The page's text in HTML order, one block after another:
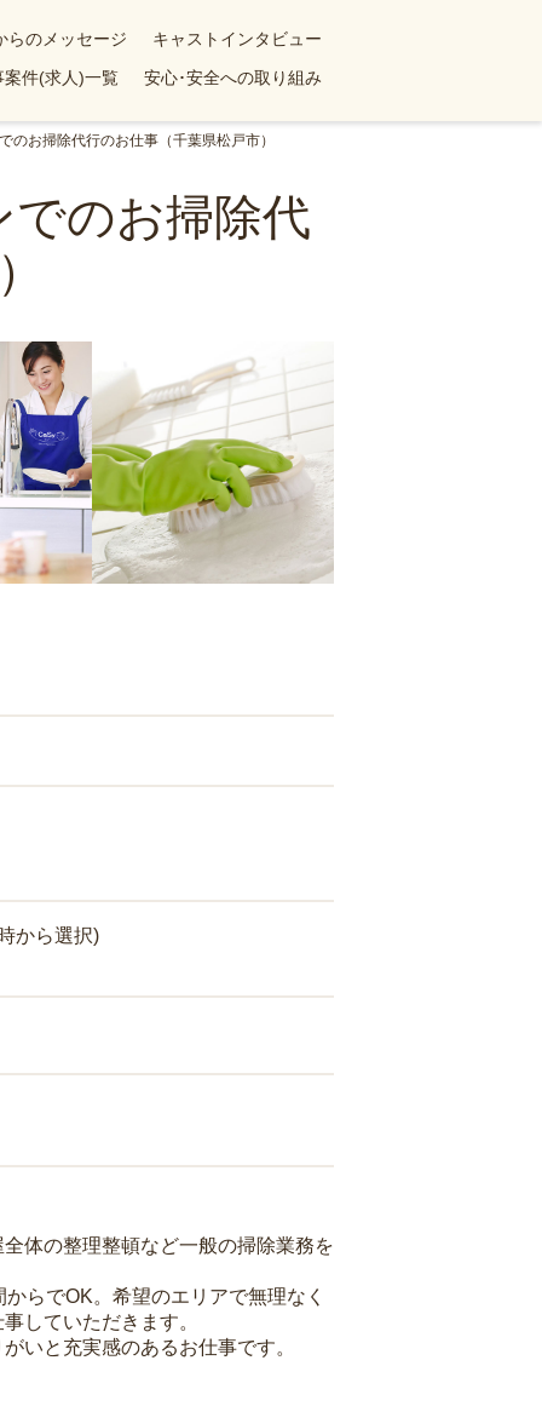
らのメッセージ
キャストインタビュー
案件(求人)一覧 安心･安全への取り組み
お掃除代行のお仕事（千葉県松戸市）
のお掃除代
から選択)
体の整理整頓など一般の掃除業務を
らでOK。希望のエリアで無理なく
していただきます。
いと充実感のあるお仕事です。